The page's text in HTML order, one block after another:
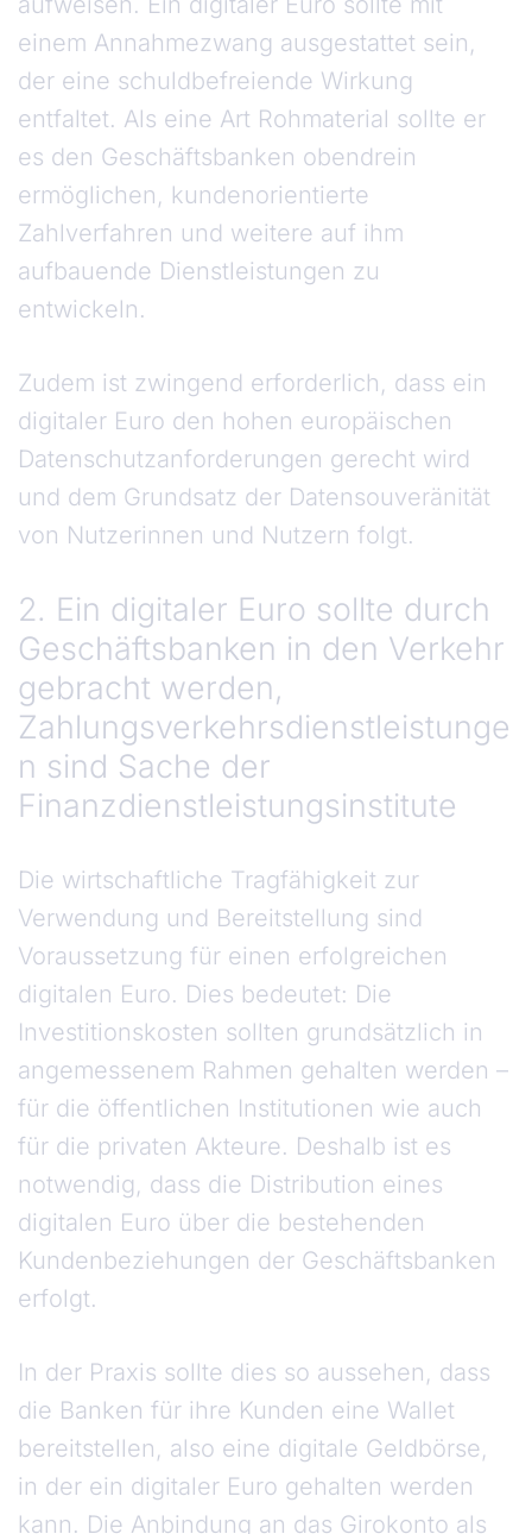
einem Annahmezwang ausgestattet sein,
der eine schuldbefreiende Wirkung
entfaltet. Als eine Art Rohmaterial sollte er
es den Geschäftsbanken obendrein
ermöglichen, kundenorientierte
Zahlverfahren und weitere auf ihm
aufbauende Dienstleistungen zu
entwickeln.
Zudem ist zwingend erforderlich, dass ein
digitaler Euro den hohen europäischen
Datenschutzanforderungen gerecht wird
und dem Grundsatz der Datensouveränität
von Nutzerinnen und Nutzern folgt.
2. Ein digitaler Euro sollte durch
Geschäftsbanken in den Verkehr
gebracht werden,
Zahlungsverkehrsdienstleistunge
n sind Sache der
Finanzdienstleistungsinstitute
Die wirtschaftliche Tragfähigkeit zur
Verwendung und Bereitstellung sind
Voraussetzung für einen erfolgreichen
digitalen Euro. Dies bedeutet: Die
Investitionskosten sollten grundsätzlich in
angemessenem Rahmen gehalten werden –
für die öffentlichen Institutionen wie auch
für die privaten Akteure. Deshalb ist es
notwendig, dass die Distribution eines
digitalen Euro über die bestehenden
Kundenbeziehungen der Geschäftsbanken
erfolgt.
In der Praxis sollte dies so aussehen, dass
die Banken für ihre Kunden eine Wallet
bereitstellen, also eine digitale Geldbörse,
in der ein digitaler Euro gehalten werden
kann. Die Anbindung an das Girokonto als